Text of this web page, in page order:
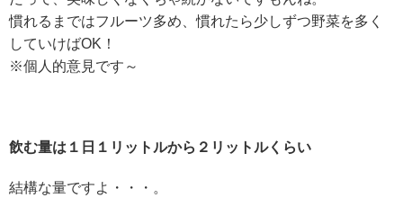
慣れるまではフルーツ多め、慣れたら少しずつ野菜を多く
していけばOK！
※個人的意見です～
飲む量は１日１リットルから２リットルくらい
結構な量ですよ・・・。